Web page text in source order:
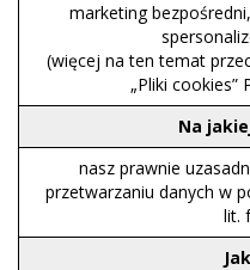
marketing
(więcej na ten temat
„Pliki cookies”
Na
nasz prawnie
przetwarzaniu danych w
lit.